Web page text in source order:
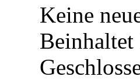
Keine